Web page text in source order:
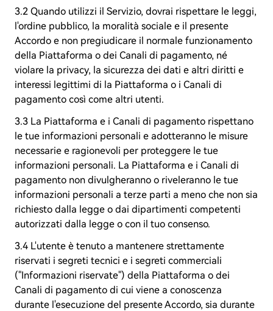
3.2 Quando utilizzi il Servizio, dovrai rispettare le leggi,
l'ordine pubblico, la moralità sociale e il presente
Accordo e non pregiudicare il normale funzionamento
della Piattaforma o dei Canali di pagamento, né
violare la privacy, la sicurezza dei dati e altri diritti e
interessi legittimi di la Piattaforma o i Canali di
pagamento così come altri utenti.
3.3 La Piattaforma e i Canali di pagamento rispettano
le tue informazioni personali e adotteranno le misure
necessarie e ragionevoli per proteggere le tue
informazioni personali. La Piattaforma e i Canali di
pagamento non divulgheranno o riveleranno le tue
informazioni personali a terze parti a meno che non sia
richiesto dalla legge o dai dipartimenti competenti
autorizzati dalla legge o con il tuo consenso.
3.4 L'utente è tenuto a mantenere strettamente
riservati i segreti tecnici e i segreti commerciali
("Informazioni riservate") della Piattaforma o dei
Canali di pagamento di cui viene a conoscenza
durante l'esecuzione del presente Accordo, sia durante